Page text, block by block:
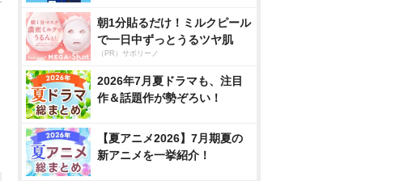
朝1分貼るだけ！ミルクピール
で一日中ずっとうるツヤ肌
（PR）サボリーノ
2026年7月夏ドラマも、注目
作＆話題作が勢ぞろい！
【夏アニメ2026】7月期夏の
新アニメを一挙紹介！